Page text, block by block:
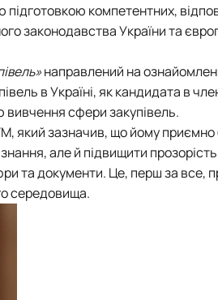
підготовкою компетентних,
законодавства України та
направлений на
в Україні, як кандидата в
вивчення сфери закупівель.
, який зазначив, що йому приємно
але й підвищити
та документи. Це, перш за все,
середовища.